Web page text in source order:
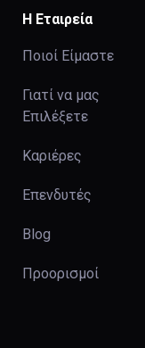
Η Εταιρεία
Ποιοί Είμαστε
Γιατί να μας
Επιλέξετε
Καριέρες
Επενδυτές
Blog
Προορισμοί